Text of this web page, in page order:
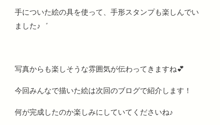
手についた絵の具を使って、手形スタンプも楽しんでい
ました♪゛
写真からも楽しそうな雰囲気が伝わってきますね💕
今回みんなで描いた絵は次回のブログで紹介します！
何が完成したのか楽しみにしていてくださいね♪